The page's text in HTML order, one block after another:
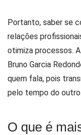
Portanto, saber se
relações
otimiza processos.
Bruno Garcia
quem fala, pois
pelo tempo do outro.
O que é